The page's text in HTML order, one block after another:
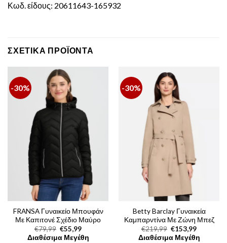
Κωδ. είδους: 20611643-165932
ΣΧΕΤΙΚΆ ΠΡΟΪΌΝΤΑ
-30%
FRANSA Γυναικείο Μπουφάν
Με Καπιτονέ Σχέδιο Μαύρο
€79,99 Original
price
€55,99Η
τρέχουσα
Διαθέσιμα Μεγέθη
-30%
Betty Barclay Γυναικεία
Καμπαρντίνα Με Ζώνη Μπεζ
€219,99 Original
price
€153,99Η
τρέχουσα
Διαθέσιμα Μεγέθη